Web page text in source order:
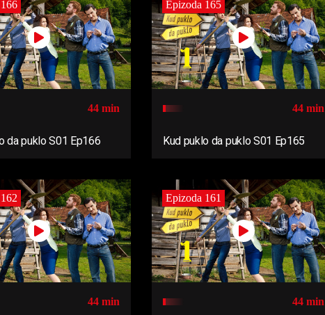
44 min
da puklo S01 Ep166
Epizoda 165
44 min
Kud puklo da puklo S01 Ep165
44 min
Epizoda 161
44 min